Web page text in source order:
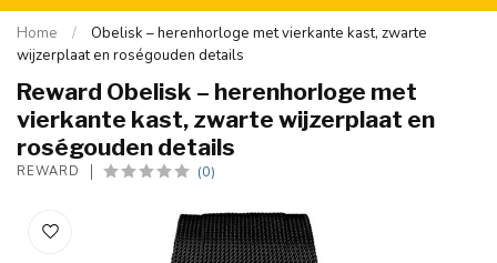
Home /
Obelisk – herenhorloge met vierkante kast, zwarte
wijzerplaat en roségouden details
Reward Obelisk – herenhorloge met
vierkante kast, zwarte wijzerplaat en
roségouden details
REWARD (0)